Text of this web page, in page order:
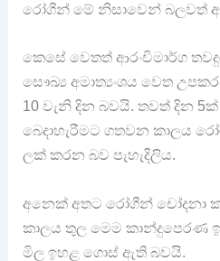
රෝගීන් මේ නිසාවෙන් බලවත්
කෙසේ වෙතත් ආරංචිමාර්ග
සෞඛ්‍ය අමාත්‍යංශය වෙත
10 වැනි දින බවයි. තවත් දින
බෙදාහැරීමට ගතවන කාලය
ලක් කරන බව පැහැදිලිය.
අනෙක් අතට රෝගීන් චෝදනා
කාලය තුල මෙම
මිල ඉහළ ගොස් ඇති බවයි.